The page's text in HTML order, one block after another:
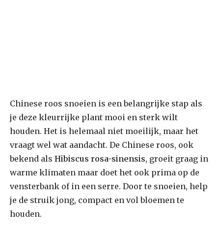
Chinese roos snoeien is een belangrijke stap als
je deze kleurrijke plant mooi en sterk wilt
houden. Het is helemaal niet moeilijk, maar het
vraagt wel wat aandacht. De Chinese roos, ook
bekend als Hibiscus rosa-sinensis, groeit graag in
warme klimaten maar doet het ook prima op de
vensterbank of in een serre. Door te snoeien, help
je de struik jong, compact en vol bloemen te
houden.